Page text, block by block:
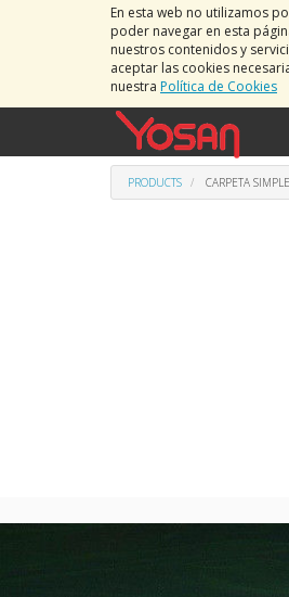
En esta web no utilizamos
poder navegar en esta
nuestros contenidos y
aceptar las cookies
nuestra Política de Cookies
PRODUCTS CARPETA SIMPLE